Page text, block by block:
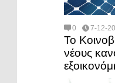
0 7-12-
Το
νέους